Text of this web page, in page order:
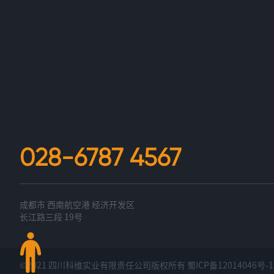
028-6787 4567
成都市 西南航空港 经济开发区
长江路三段 19号
©2021 四川科维实业有限责任公司版权所有 蜀ICP备12014046号-1